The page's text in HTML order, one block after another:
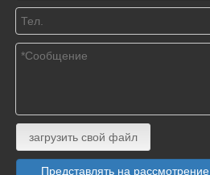
загрузить свой файл
Представлять на рассмотрение